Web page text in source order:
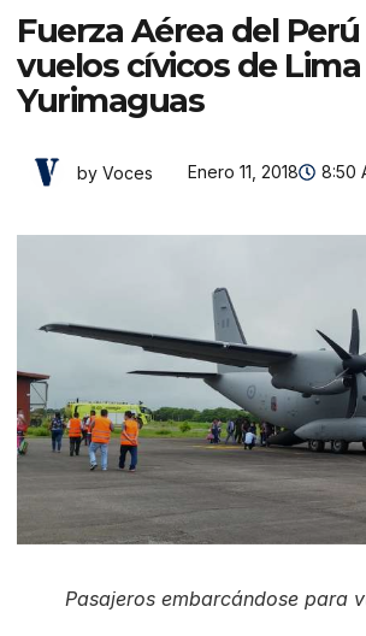
Fuerza Aérea del
vuelos cívicos de Lima
Yurimaguas
by Voces Enero 11, 2018 8:50
Pasajeros embarcándose para